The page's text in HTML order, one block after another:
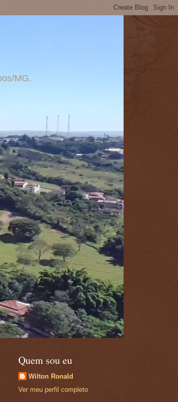
MG.
Quem sou eu
Wilton Ronald
Ver meu perfil completo